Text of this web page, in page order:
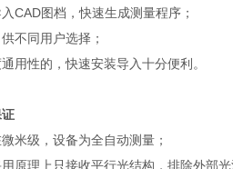
CAD图档，快速生成测量程序；
不同用户选择；
用性的，快速安装导入十分便利。
米级，设备为全自动测量；
原理上只接收平行光结构，排除外部光